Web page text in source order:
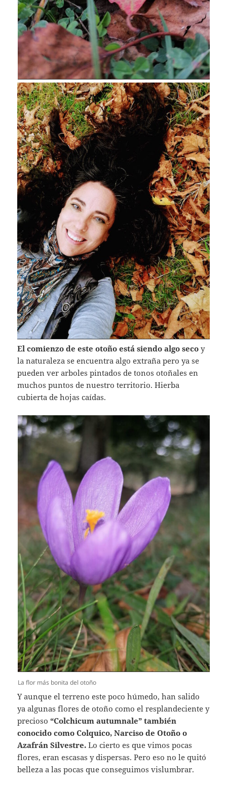
El comienzo de este otoño está siendo algo seco y
la naturaleza se encuentra algo extraña pero ya se
pueden ver arboles pintados de tonos otoñales en
muchos puntos de nuestro territorio. Hierba
cubierta de hojas caídas.
La flor más bonita del otoño
Y aunque el terreno este poco húmedo, han salido
ya algunas flores de otoño como el resplandeciente y
precioso“Colchicum autumnale” también
conocido como Colquico, Narciso de Otoño o
Azafrán Silvestre. Lo cierto es que vimos pocas
flores, eran escasas y dispersas. Pero eso no le quitó
belleza a las pocas que conseguimos vislumbrar.